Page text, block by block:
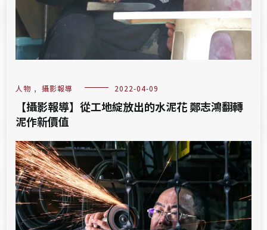
人物 , 攝影報導 2022-04-09
【攝影報導】從工地綻放出的水泥花 鄭志鴻翻轉
泥作新價值